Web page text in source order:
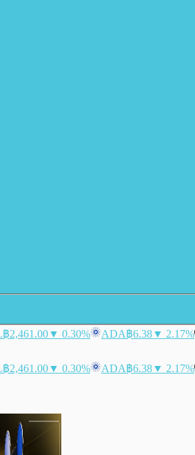
฿2,461.00▼ 0.30% ADA฿6.38▼ 2.17%
฿2,461.00▼ 0.30% ADA฿6.38▼ 2.17%